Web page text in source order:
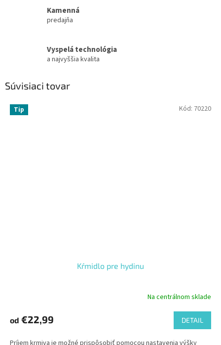
Kamenná
predajňa
Vyspelá technológia
a najvyššia kvalita
Súvisiaci tovar
Tip
Kŕmidlo pre hydinu
Na centrálnom sklade
od €22,99 DETAIL
Kód: 70220